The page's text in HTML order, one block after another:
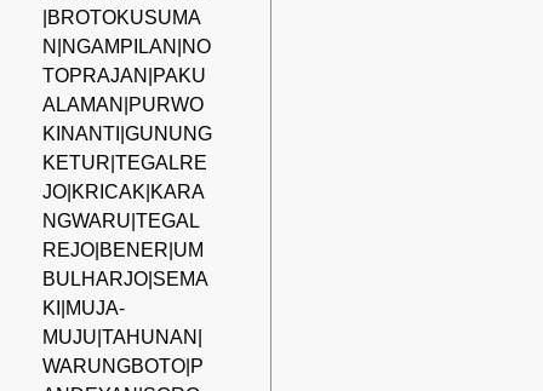
|BROTOKUSUMA
N|NGAMPILAN|NO
TOPRAJAN|PAKU
ALAMAN|PURWO
KINANTI|GUNUNG
KETUR|TEGALRE
JO|KRICAK|KARA
NGWARU|TEGAL
REJO|BENER|UM
BULHARJO|SEMA
KI|MUJA-
MUJU|TAHUNAN|
WARUNGBOTO|P